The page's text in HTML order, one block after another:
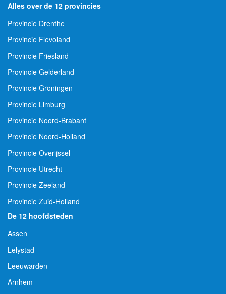
Alles over de 12 provincies
Provincie Drenthe
Provincie Flevoland
Provincie Friesland
Provincie Gelderland
Provincie Groningen
Provincie Limburg
Provincie Noord-Brabant
Provincie Noord-Holland
Provincie Overijssel
Provincie Utrecht
Provincie Zeeland
Provincie Zuid-Holland
De 12 hoofdsteden
Assen
Lelystad
Leeuwarden
Arnhem